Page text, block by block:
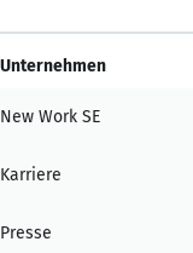
Unternehmen
New Work SE
Karriere
Presse